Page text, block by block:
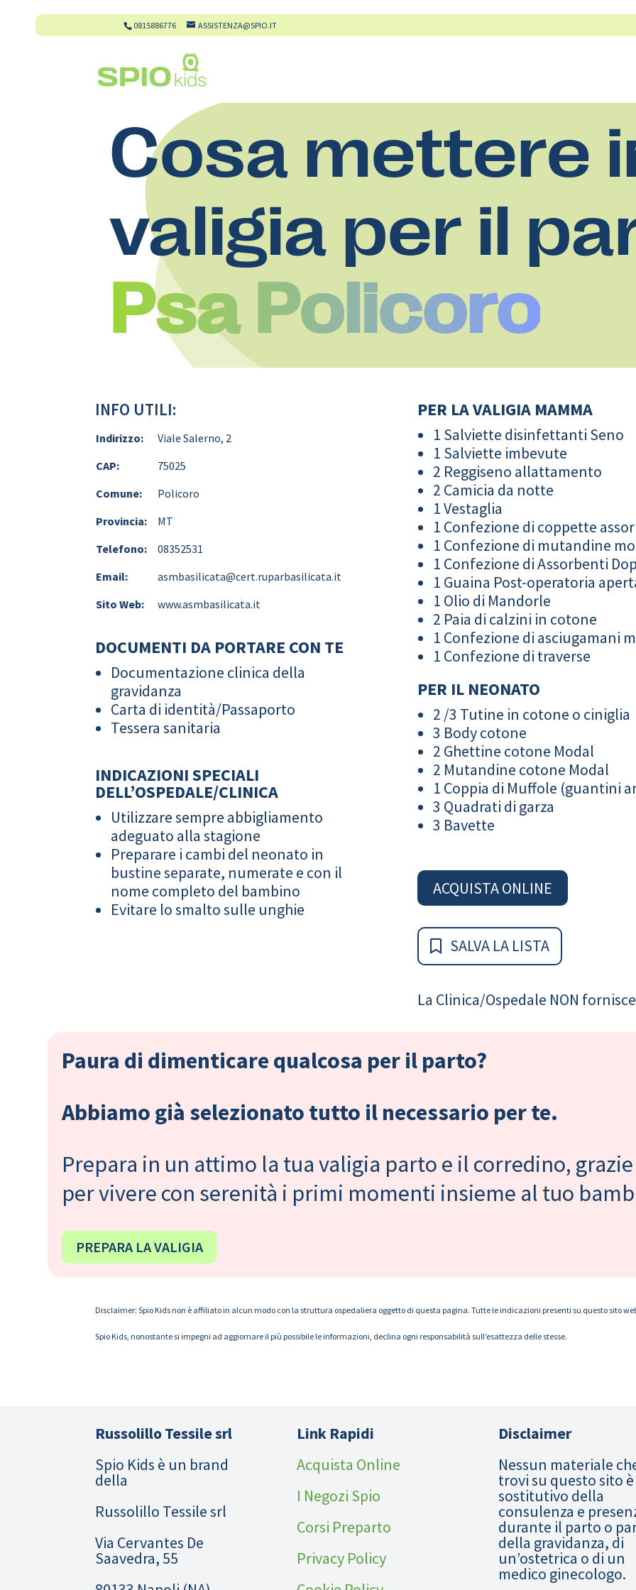
0815886776 ASSISTENZA@SPIO.IT
Cosa mettere
valigia per il
Psa Policoro
INFO UTILI:
Indirizzo:
Viale Salerno, 2
CAP:
75025
Comune:
Policoro
Provincia:
MT
Telefono:
08352531
Email:
asmbasilicata@cert.ruparbasilicata.it
Sito Web:
www.asmbasilicata.it
DOCUMENTI DA PORTARE CON TE
Documentazione clinica della
gravidanza
Carta di identità/Passaporto
Tessera sanitaria
INDICAZIONI SPECIALI
DELL’OSPEDALE/CLINICA
Utilizzare sempre abbigliamento
adeguato alla stagione
Preparare i cambi del neonato in
bustine separate, numerate e con il
nome completo del bambino
Evitare lo smalto sulle unghie
PER LA VALIGIA MAMMA
1 Salviette disinfettanti Seno
1 Salviette imbevute
2 Reggiseno allattamento
2 Camicia da notte
1 Vestaglia
1 Confezione di coppette
1 Confezione di mutandine
1 Confezione di Assorbenti
1 Guaina Post-operatoria
1 Olio di Mandorle
2 Paia di calzini in cotone
1 Confezione di asciugamani
1 Confezione di traverse
PER IL NEONATO
2 /3 Tutine in cotone o ciniglia
3 Body cotone
2 Ghettine cotone Modal
2 Mutandine cotone Modal
1 Coppia di Muffole (guantini
3 Quadrati di garza
3 Bavette
ACQUISTA ONLINE
SALVA LA LISTA
La Clinica/Ospedale NON
Paura di dimenticare qualcosa per il parto?
Abbiamo già selezionato tutto il necessario per te.
Prepara in un attimo la tua valigia parto e il corredino,
per vivere con serenità i primi momenti insieme al tuo
PREPARA LA VALIGIA
Disclaimer: Spio Kids non è affiliato in alcun modo con la struttura ospedaliera oggetto di questa pagina. Tutte le indicazioni presenti su questo sito
Spio Kids, nonostante si impegni ad aggiornare il più possibile le informazioni, declina ogni responsabilità sull’esattezza delle stesse.
Russolillo Tessile srl
Spio Kids è un brand
della
Russolillo Tessile srl
Via Cervantes De
Saavedra, 55
Link Rapidi
Acquista Online
I Negozi Spio
Corsi Preparto
Privacy Policy
Disclaimer
Nessun materiale
trovi su questo sito è
sostitutivo della
consulenza e
durante il parto o
della gravidanza, di
un’ostetrica o di un
medico ginecologo.